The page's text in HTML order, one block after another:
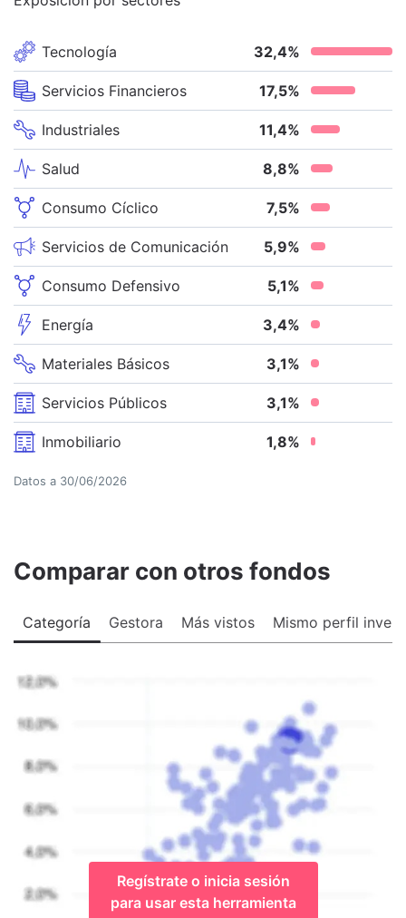
Tecnología 32,4%
Servicios Financieros 17,5%
Industriales 11,4%
Salud 8,8%
Consumo Cíclico 7,5%
Servicios de Comunicación 5,9%
Consumo Defensivo 5,1%
Energía 3,4%
Materiales Básicos 3,1%
Servicios Públicos 3,1%
Inmobiliario 1,8%
Datos a 30/06/2026
Comparar con otros fondos
Categoría Gestora Más vistos Mismo perfil
Regístrate o inicia sesión
para usar esta herramienta